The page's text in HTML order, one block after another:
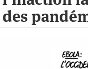
des